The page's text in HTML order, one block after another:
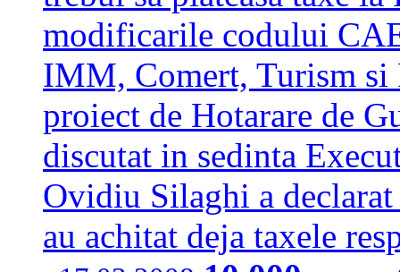
modificarile codului
IMM, Comert, Turism
proiect de Hotarare de
discutat in sedinta
Ovidiu Silaghi a
au achitat deja taxele